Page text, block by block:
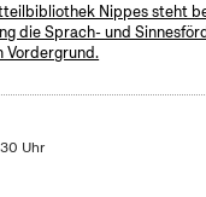
Nippes steht
die Sprach- und
Vordergrund.
Uhr